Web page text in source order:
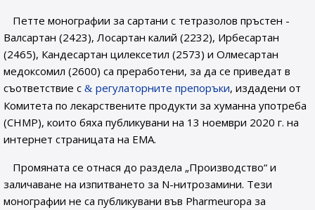
Петте монографии за сартани с тетразолов пръстен -
Валсартан (2423), Лосартан калий (2232), Ирбесартан
(2465), Кандесартан цилексетил (2573) и Олмесартан
медоксомил (2600) са преработени, за да се приведат в
съответствие с
регулаторните препоръки, издадени от
Комитета по лекарствените продукти за хуманна употреба
(CHMP), които бяха публикувани на 13 ноември 2020 г. на
интернет страницата на EMA.
Промяната се отнася до раздела „Производство“ и
заличаване на изпитването за N-нитрозамини. Тези
монографии не са публикувани във Pharmeuropa за